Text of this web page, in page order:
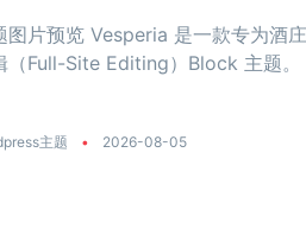
图片预览 Vesperia 是一款专为酒
（Full-Site Editing）Block 主题。
主题 • 2026-08-05